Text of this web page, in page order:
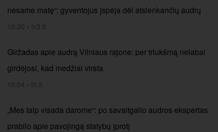
nesame matę“: gyventojus įspėja dėl atslenkančių audrų
16:30 • tv3.lt
Giržadas apie audrą Vilniaus rajone: per triukšmą nelabai
girdėjosi, kad medžiai virsta
16:04 • lrt.lt
„Mes taip visada darome“: po savaitgalio audros ekspertas
prabilo apie pavojingą statybų įprotį